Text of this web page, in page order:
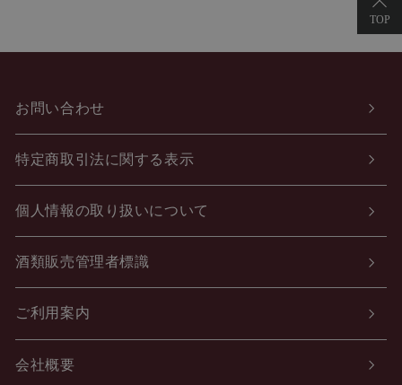
お問い合わせ
特定商取引法に関する表示
個人情報の取り扱いについて
酒類販売管理者標識
ご利用案内
会社概要